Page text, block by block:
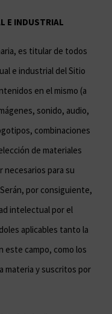
E INDUSTRIAL
es titular de todos
e industrial del Sitio
en el mismo (a
sonido, audio,
combinaciones
de materiales
necesarios para su
por consiguiente,
intelectual por el
aplicables tanto la
este campo, como los
materia y suscritos por